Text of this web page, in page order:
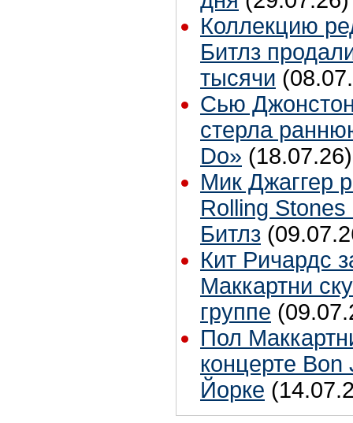
Коллекцию
Битлз
тысячи
Сью
стерла
Do» (18.07.26)
Мик Джаггер
Rolling Stones
Битлз
Кит Ричардс
Маккартни
группе
Пол
концерте
Йорке